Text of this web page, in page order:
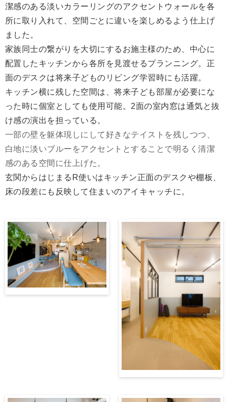
潔感のある淡いカラーリングのアクセントウォールを各
所に取り入れて、空間ごとに違いを楽しめるよう仕上げ
ました。
家族同士の繋がりを大切にするお施主様のため、中心に
配置したキッチンから各所を見渡せるプランニング。正
面のデスクは将来子どものリビング学習時にも活躍。
キッチン横に残した空間は、将来子ども部屋が必要にな
った時に個室としても使用可能。2面の室内窓は通気と抜
け感の演出を担っている。
一部の壁を躯体現しにして好きなテイストを残しつつ、
白地に淡いブルーをアクセントとすることで明るく清潔
感のある空間に仕上げた。
玄関からはじまるR使いはキッチン正面のデスクや棚板、
床の段差にも反映して住まいのアイキャッチに。